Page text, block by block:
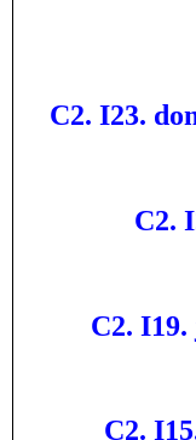
C2. I23.
C2.
C2.
C2.